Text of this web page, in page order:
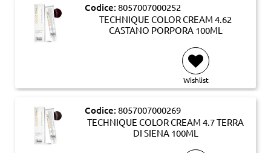
Codice: 8057007000252
TECHNIQUE COLOR CREAM 4.62
CASTANO PORPORA 100ML
Wishlist
Codice: 8057007000269
TECHNIQUE COLOR CREAM 4.7 TERRA
DI SIENA 100ML